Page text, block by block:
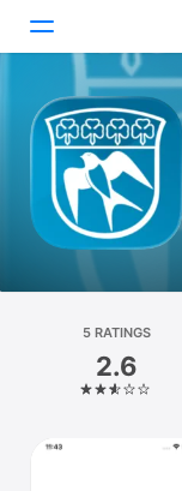
Today
Games
Apps
Arcade
Platform
iPhone
5 RATINGS
2.6